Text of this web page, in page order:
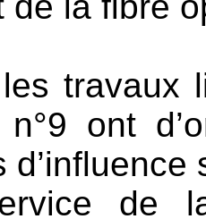
travaux
n°9 ont
de